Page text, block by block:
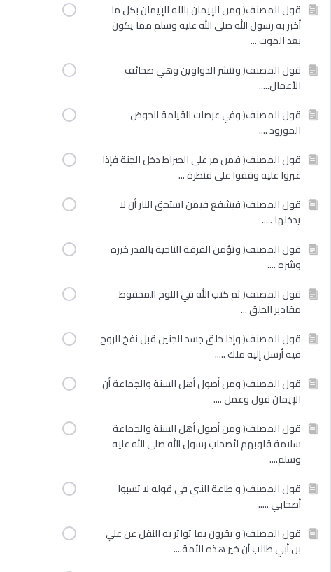
قول المصنف( ومن الإيمان بالله الإيمان بكل ما
أخبر به رسول الله صلى الله عليه وسلم مما يكون
بعد الموت ...
قول المصنف( وتنشر الدواوين وهي صحائف
الأعمال.....
قول المصنف( وفي عرصات القيامة الحوض
المورود ....
قول المصنف( فمن مر على الصراط دخل الجنة فإذا
عبروا عليه وقفوا على قنطرة ...
قول المصنف( فيشفع فيمن استحق النار أن لا
يدخلها .....
قول المصنف( وتؤمن الفرقة الناجية بالقدر خيره
وشره ....
قول المصنف( ثم كتب الله في اللوح المحفوظ
مقادير الخلق ...
قول المصنف( وإذا خلق جسد الجنين قبل نفخ الروح
فيه أرسل إليه ملك .....
قول المصنف( ومن أصول أهل السنة والجماعة أن
الإيمان قول وعمل ....
قول المصنف( ومن أصول أهل السنة والجماعة
سلامة قلوبهم لأصحاب رسول الله صلى الله عليه
وسلم....
قول المصنف( و طاعة النبي في قوله لا تسبوا
أصحابي .....
قول المصنف( و يقرون بما تواتر به النقل عن علي
بن أبي طالب أن خير هذه الأمة....